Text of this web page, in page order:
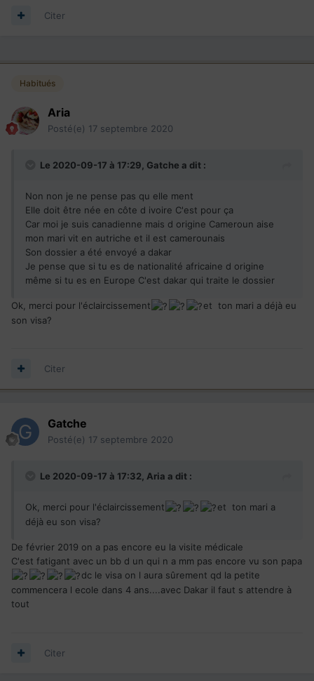
Citer
Habitués
Aria
Posté(e) 17 septembre 2020
Le 2020-09-17 à 17:29, Gatche a dit :
Non non je ne pense pas qu elle ment
Elle doit être née en côte d ivoire C'est pour ça
Car moi je suis canadienne mais d origine Cameroun aise
mon mari vit en autriche et il est camerounais
Son dossier a été envoyé a dakar
Je pense que si tu es de nationalité africaine d origine
même si tu es en Europe C'est dakar qui traite le dossier
Ok, merci pour l'éclaircissement
et ton mari a déjà eu
son visa?
Citer
Gatche
Posté(e) 17 septembre 2020
Le 2020-09-17 à 17:32, Aria a dit :
Ok, merci pour l'éclaircissement
et ton mari a
déjà eu son visa?
De février 2019 on a pas encore eu la visite médicale
C'est fatigant avec un bb d un qui n a mm pas encore vu son papa
dc le visa on l aura sûrement qd la petite
commencera l ecole dans 4 ans....avec Dakar il faut s attendre à
tout
Citer